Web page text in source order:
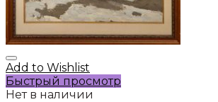
Add to Wishlist
Быстрый просмотр
Нет в наличии